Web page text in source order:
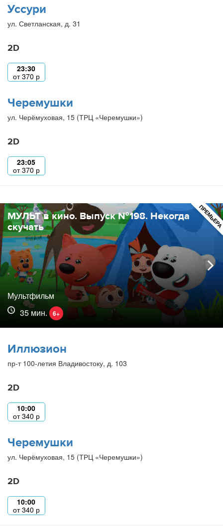
Уссури
ул. Светланская, д. 31
2D
23:30
от370 р
Черемушки
ул. Черёмуховая, 15 (ТРЦ «Черемушки»)
2D
23:05
от370 р
МУЛЬТ в кино. Выпуск №198. Некогда
скучать
Мультфильм
35 мин.
6+
Иллюзион
пр-т 100-летия Владивостоку, д. 103
2D
10:00
от340 р
Черемушки
ул. Черёмуховая, 15 (ТРЦ «Черемушки»)
2D
10:00
от340 р